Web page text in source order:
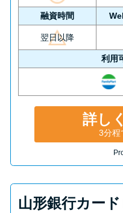
融資時間
翌日以降
利用
詳し
3分程
山形銀行カー